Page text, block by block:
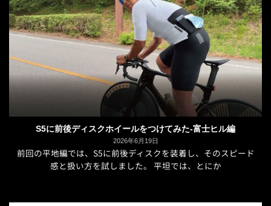
S5に前後ディスクホイールをつけてみた-富士ヒル編
2026年6月19日
前回の平地編では、S5に前後ディスクを装着し、そのスピード
感と扱い方を試しました。 平坦では、とにか